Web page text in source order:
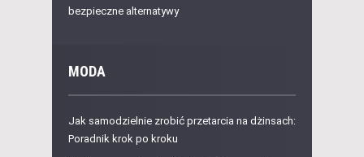
bezpieczne alternatywy
MODA
Jak samodzielnie zrobić przetarcia na dżinsach:
Poradnik krok po kroku